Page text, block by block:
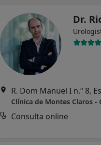
Dr.
Clínica de Montes Claros -
Consulta online